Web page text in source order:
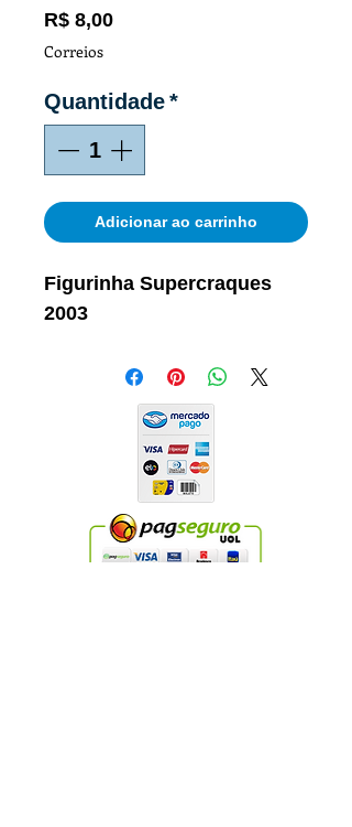
R$ 8,00Preço
Correios
Quantidade*
Adicionar ao carrinho
Figurinha Supercraques
2003